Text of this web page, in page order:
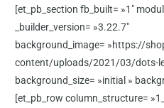
[et_pb_section fb_built= »1″
_builder_version= »3.22.7″
background_image= »https://
content/uploads/2021/03/dots-
background_size= »initial »
[et_pb_row column_structure=